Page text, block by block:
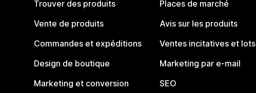
Trouver des produits
Vente de produits
Commandes et expéditions
Design de boutique
Marketing et conversion
Places de marché
Avis sur les produits
Ventes incitatives et lots
Marketing par e-mail
SEO